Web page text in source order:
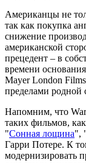
Американцы не
так как покупка
снижение
американской
прецедент – в
времени
Mayer London
пределами родной
Напомним, что
таких фильмов,
"Сонная лощина",
Гарри Потере. К
модернизировать